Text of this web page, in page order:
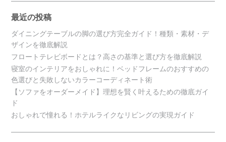
最近の投稿
ダイニングテーブルの脚の選び方完全ガイド！種類・素材・デ
ザインを徹底解説
フロートテレビボードとは？高さの基準と選び方を徹底解説
寝室のインテリアをおしゃれに！ベッドフレームのおすすめの
色選びと失敗しないカラーコーディネート術
【ソファをオーダーメイド】理想を賢く叶えるための徹底ガイ
ド
おしゃれで憧れる！ホテルライクなリビングの実現ガイド